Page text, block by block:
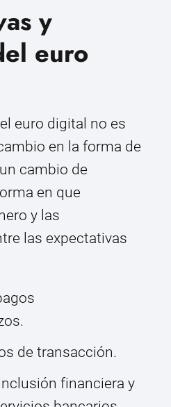
y
euro
euro digital no es
en la forma de
cambio de
en que
y las
las expectativas
de transacción.
financiera y